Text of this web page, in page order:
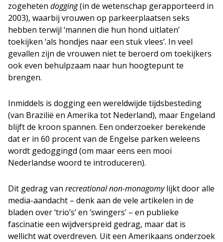
zogeheten dogging(in de wetenschap gerapporteerd in
2003), waarbij vrouwen op parkeerplaatsen seks
hebben terwijl ‘mannen die hun hond uitlaten’
toekijken ‘als hondjes naar een stuk vlees’. In veel
gevallen zijn de vrouwen niet te beroerd om toekijkers
ook even behulpzaam naar hun hoogtepunt te
brengen.
Inmiddels is dogging een wereldwijde tijdsbesteding
(van Brazilië en Amerika tot Nederland), maar Engeland
blijft de kroon spannen. Een onderzoeker berekende
dat er in 60 procent van de Engelse parken weleens
wordt gedoggingd (om maar eens een mooi
Nederlandse woord te introduceren).
Dit gedrag van recreational non-monagomylijkt door alle
media-aandacht – denk aan de vele artikelen in de
bladen over ‘trio’s’ en ‘swingers’ – en publieke
fascinatie een wijdverspreid gedrag, maar dat is
wellicht wat overdreven. Uit een Amerikaans onderzoek